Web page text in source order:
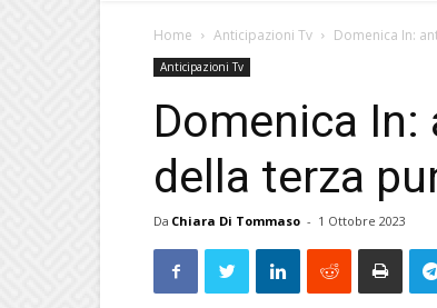
Home Anticipazioni Tv Domenica In:
Anticipazioni Tv
Domenica
della terza
Da Chiara Di Tommaso - 1 Ottobre 2023